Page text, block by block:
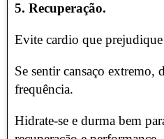
5. Recuperação.
Evite cardio que prejudique
Se sentir cansaço extremo,
frequência.
Hidrate-se e durma bem